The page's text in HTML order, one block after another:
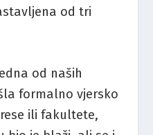
od tri
od naših
formalno vjersko
ili fakultete,